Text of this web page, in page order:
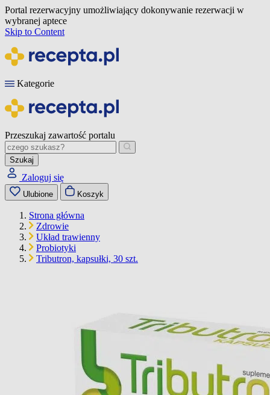
Portal rezerwacyjny umożliwiający dokonywanie rezerwacji w
wybranej aptece
Skip to Content
Kategorie
Przeszukaj zawartość portalu
Szukaj
Zaloguj się
Ulubione Koszyk
Strona główna
Zdrowie
Układ trawienny
Probiotyki
Tributron, kapsułki, 30 szt.